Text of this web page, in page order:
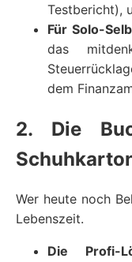
Testbericht),
Für Solo-
das
dem
2. Die
Wer heute noch
Lebenszeit.
Die Profi-